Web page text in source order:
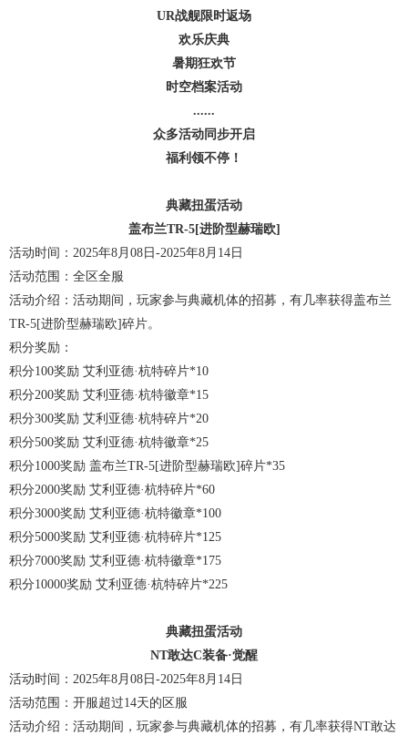
UR战舰限时返场
欢乐庆典
暑期狂欢节
时空档案活动
......
众多活动同步开启
福利领不停！
典藏扭蛋活动
盖布兰TR-5[进阶型赫瑞欧]
活动时间：2025年8月08日-2025年8月14日
活动范围：全区全服
活动介绍：活动期间，玩家参与典藏机体的招募，有几率获得盖布兰
TR-5[进阶型赫瑞欧]碎片。
积分奖励：
积分100奖励 艾利亚德·杭特碎片*10
积分200奖励 艾利亚德·杭特徽章*15
积分300奖励 艾利亚德·杭特碎片*20
积分500奖励 艾利亚德·杭特徽章*25
积分1000奖励 盖布兰TR-5[进阶型赫瑞欧]碎片*35
积分2000奖励 艾利亚德·杭特碎片*60
积分3000奖励 艾利亚德·杭特徽章*100
积分5000奖励 艾利亚德·杭特碎片*125
积分7000奖励 艾利亚德·杭特徽章*175
积分10000奖励 艾利亚德·杭特碎片*225
典藏扭蛋活动
NT敢达C装备·觉醒
活动时间：2025年8月08日-2025年8月14日
活动范围：开服超过14天的区服
活动介绍：活动期间，玩家参与典藏机体的招募，有几率获得NT敢达